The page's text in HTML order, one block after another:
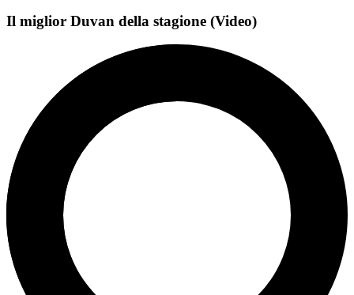
Il miglior Duvan della stagione (Video)